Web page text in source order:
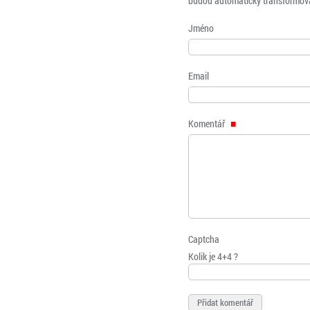
Jméno
Email
Komentář
Captcha
Kolik je 4+4 ?